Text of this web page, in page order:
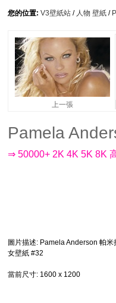
您的位置: V3壁紙站 / 人物 壁紙 /
上一張
Pamela
⇒ 50000+ 2K 4K 5K 8K
圖片描述: Pamela Anderson 帕米
女壁紙 #32
當前尺寸: 1600 x 1200